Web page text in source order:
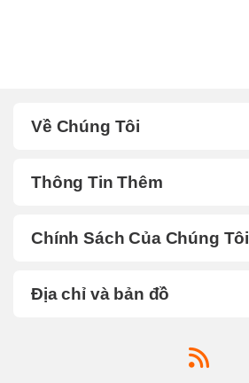
Về Chúng Tôi
Thông Tin Thêm
Chính Sách Của Chúng Tôi
Địa chỉ và bản đồ